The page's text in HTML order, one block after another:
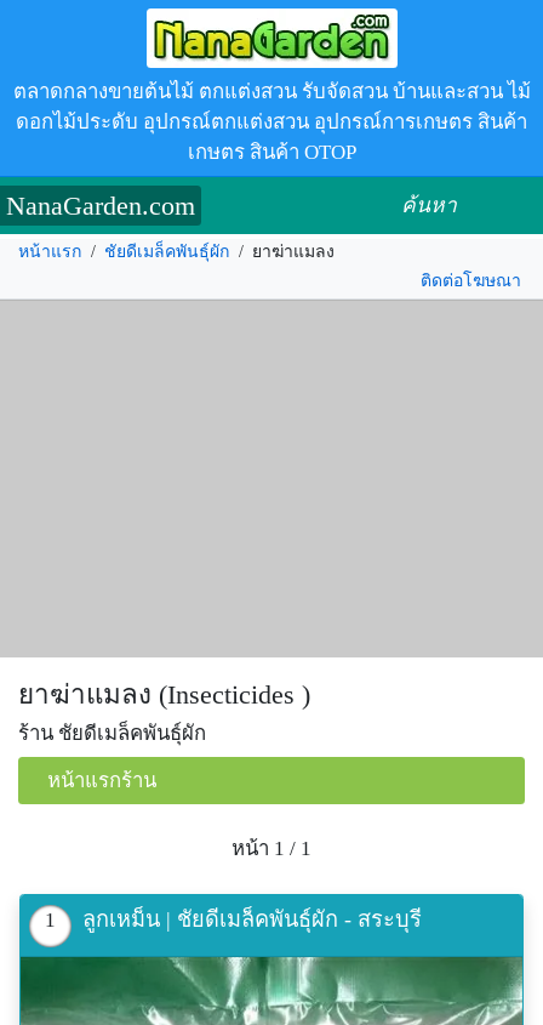
ตลาดกลางขายต้นไม้ ตกแต่งสวน รับจัดสวน บ้านและสวน ไม้
ดอกไม้ประดับ อุปกรณ์ตกแต่งสวน อุปกรณ์การเกษตร สินค้า
เกษตร สินค้า OTOP
NanaGarden.com ค้นหา
หน้าแรก / ชัยดีเมล็คพันธุ์ผัก / ยาฆ่าแมลง
ติดต่อโฆษณา
ยาฆ่าแมลง (Insecticides )
ร้าน ชัยดีเมล็คพันธุ์ผัก
หน้าแรกร้าน
หน้า 1 / 1
1 ลูกเหม็น | ชัยดีเมล็คพันธุ์ผัก - สระบุรี